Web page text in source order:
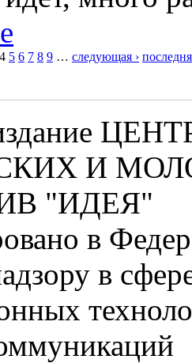
4 5 6 7 8 9 … следующая ›
И
"ИДЕЯ"
в
в